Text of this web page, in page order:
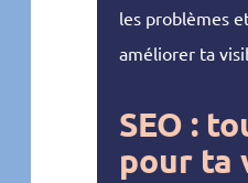
les problèmes
améliorer ta
SEO :
pour ta